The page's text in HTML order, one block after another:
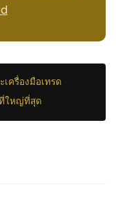
ครื่องมือเทรด ·
ใหญ่ที่สุด